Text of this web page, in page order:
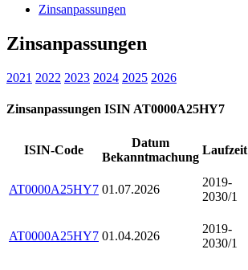
Zinsanpassungen
Zinsanpassungen
2021 2022 2023 2024 2025 2026
Zinsanpassungen ISIN AT0000A25HY7
ISIN-Code
Datum
Bekanntmachung
Laufzeit
AT0000A25HY7 01.07.2026
2019-
2030/1
AT0000A25HY7 01.04.2026
2019-
2030/1